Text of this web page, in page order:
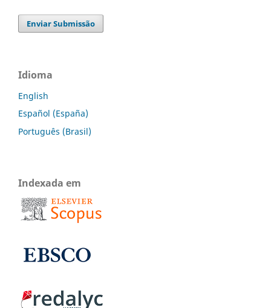
Enviar Submissão
Idioma
English
Español (España)
Português (Brasil)
Indexada em